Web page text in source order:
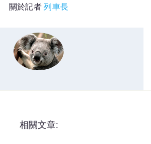
關於記者列車長
相關文章: